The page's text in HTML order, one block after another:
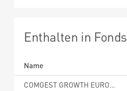
Enthalten in Fonds
Name
COMGEST GROWTH EUROPE COMPOUNDERS EUR R ACC